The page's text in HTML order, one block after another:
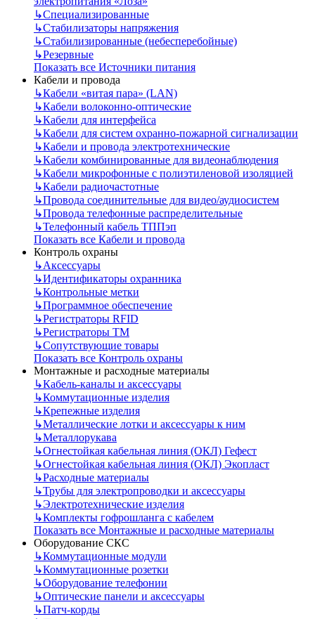
↳Специализированные
↳Стабилизаторы напряжения
↳Стабилизированные (небесперебойные)
↳Резервные
Показать все Источники питания
Кабели и провода
↳Кабели «витая пара» (LAN)
↳Кабели волоконно-оптические
↳Кабели для интерфейса
↳Кабели для систем охранно-пожарной сигнализации
↳Кабели и провода электротехнические
↳Кабели комбинированные для видеонаблюдения
↳Кабели микрофонные с полиэтиленовой изоляцией
↳Кабели радиочастотные
↳Провода соединительные для видео/аудиосистем
↳Провода телефонные распределительные
↳Телефонный кабель ТППэп
Показать все Кабели и провода
Контроль охраны
↳Аксессуары
↳Идентификаторы охранника
↳Контрольные метки
↳Программное обеспечение
↳Регистраторы RFID
↳Регистраторы ТМ
↳Сопутствующие товары
Показать все Контроль охраны
Монтажные и расходные материалы
↳Кабель-каналы и аксессуары
↳Коммутационные изделия
↳Крепежные изделия
↳Металлические лотки и аксессуары к ним
↳Металлорукава
↳Огнестойкая кабельная линия (ОКЛ) Гефест
↳Огнестойкая кабельная линия (ОКЛ) Экопласт
↳Расходные материалы
↳Трубы для электропроводки и аксессуары
↳Электротехнические изделия
↳Комплекты гофрошланга с кабелем
Показать все Монтажные и расходные материалы
Оборудование СКС
↳Коммутационные модули
↳Коммутационные розетки
↳Оборудование телефонии
↳Оптические панели и аксессуары
↳Патч-корды